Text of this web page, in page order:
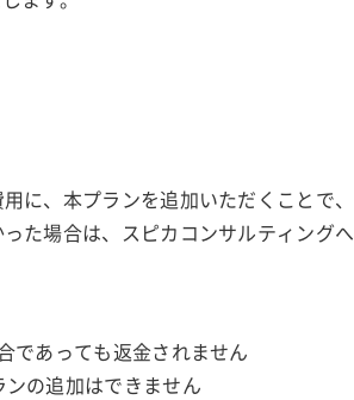
に、本プランを追加いただくことで、
た場合は、スピカコンサルティングへ
であっても返金されません
の追加はできません